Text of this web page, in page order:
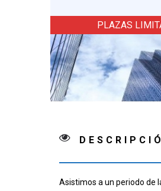
PLAZAS
Asistimos a un periodo de